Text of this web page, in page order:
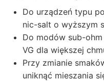
Do urządzeń typu
nic-salt o wyższym
Do modów sub-
VG dla większej
Przy zmianie
uniknąć mieszania